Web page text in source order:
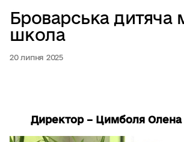
Броварська дитяча
школа
20 липня 2025
Директор – Цимболя Олена